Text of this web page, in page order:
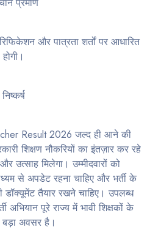
और पात्रता शर्तों पर आधारित
होगी।
निष्कर्ष
Result 2026 जल्द ही आने की
शिक्षण नौकरियों का इंतज़ार कर रहे
उत्साह मिलेगा। उम्मीदवारों को
से अपडेट रहना चाहिए और भर्ती के
तैयार रखने चाहिए। उपलब्ध
अभियान पूरे राज्य में भावी शिक्षकों के
अवसर है।